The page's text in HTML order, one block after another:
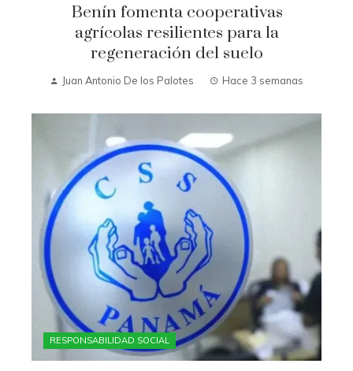
Benín fomenta cooperativas
agrícolas resilientes para la
regeneración del suelo
Juan Antonio De los Palotes Hace 3 semanas
RESPONSABILIDAD SOCIAL